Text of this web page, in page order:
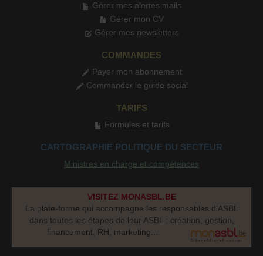
Gérer mes alertes mails
Gérer mon CV
Gérer mes newsletters
COMMANDES
Payer mon abonnement
Commander le guide social
TARIFS
Formules et tarifs
CARTOGRAPHIE POLITIQUE DU SECTEUR
Ministres en charge et compétences
VISITEZ MONASBL.BE
La plate-forme qui accompagne les responsables d’ASBL
dans toutes les étapes de leur ASBL : création, gestion,
financement, RH, marketing...